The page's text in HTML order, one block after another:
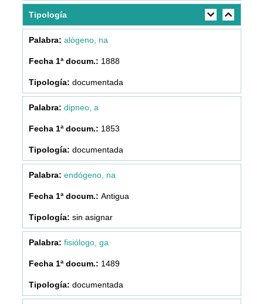
Tipología
alógeno, na
1888
documentada
dipneo, a
1853
documentada
endógeno, na
Antigua
sin asignar
fisiólogo, ga
1489
documentada